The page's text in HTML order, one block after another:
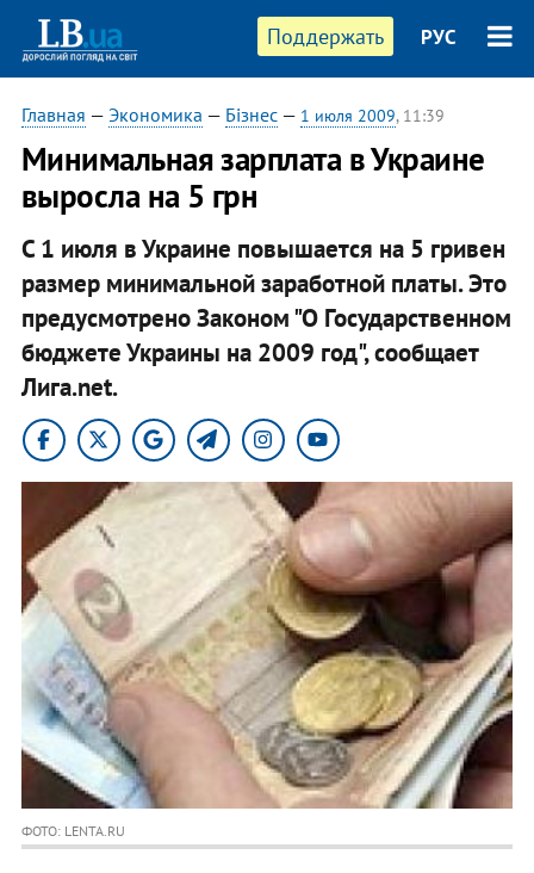
Поддержать РУС
Главная — Экономика — Бізнес— 1 июля 2009, 11:39
Минимальная зарплата в Украине
выросла на 5 грн
С 1 июля в Украине повышается на 5 гривен
размер минимальной заработной платы. Это
предусмотрено Законом "О Государственном
бюджете Украины на 2009 год", сообщает
Лига.net.
ФОТО: LENTA.RU